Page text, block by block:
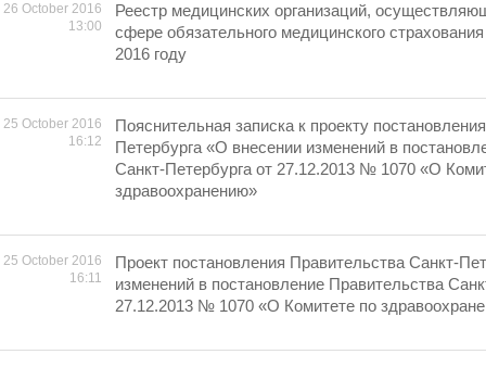
26 October 2016
13:00
Реестр медицинских организаций,
сфере обязательного медицинского
2016 году
25 October 2016
16:12
Пояснительная записка к проекту
Петербурга «О внесении изменений в
Санкт-Петербурга от 27.12.2013 № 1070 «О
здравоохранению»
25 October 2016
16:11
Проект постановления Правительства Санкт-
изменений в постановление Правительства
27.12.2013 № 1070 «О Комитете по